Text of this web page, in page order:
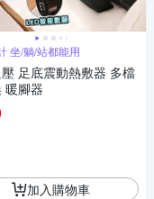
坐/躺/站都能用
足底震動熱敷器 多檔
暖腳器
加入購物車